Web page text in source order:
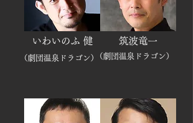
（劇団温泉ドラゴン）​
いわいのふ 健 筑波竜一
（劇団温泉ドラゴン）​